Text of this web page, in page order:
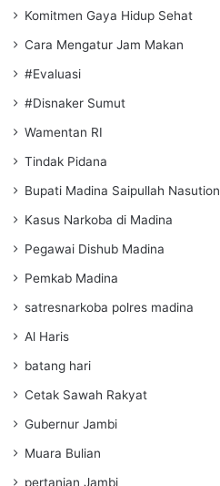
Komitmen Gaya Hidup Sehat
Cara Mengatur Jam Makan
#Evaluasi
#Disnaker Sumut
Wamentan RI
Tindak Pidana
Bupati Madina Saipullah Nasution
Kasus Narkoba di Madina
Pegawai Dishub Madina
Pemkab Madina
satresnarkoba polres madina
Al Haris
batang hari
Cetak Sawah Rakyat
Gubernur Jambi
Muara Bulian
pertanian Jambi